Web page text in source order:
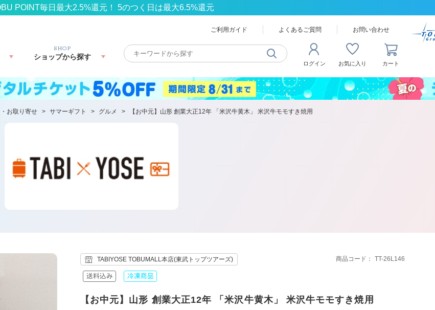
POINT毎日最大2.5%還元！ 5のつく日は最大6.5%還元
ご利用ガイド よくあるご質問 お問い合わせ
SHOP
ショップから探す
ログイン お気に入り カート
お取り寄せ > サマーギフト > グルメ > 【お中元】山形 創業大正12年 「米沢牛黄木」 米沢牛モモすき焼用
【お中元】山形 創業大正12年 「米沢牛黄木」 米沢牛モモすき焼用
TABIYOSE TOBUMALL本店(東武トップツアーズ) 商品コード TT-26L146